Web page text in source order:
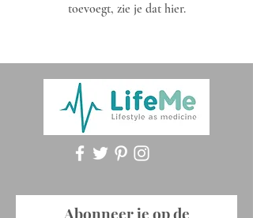
toevoegt, zie je dat hier.
Abonneer je op de